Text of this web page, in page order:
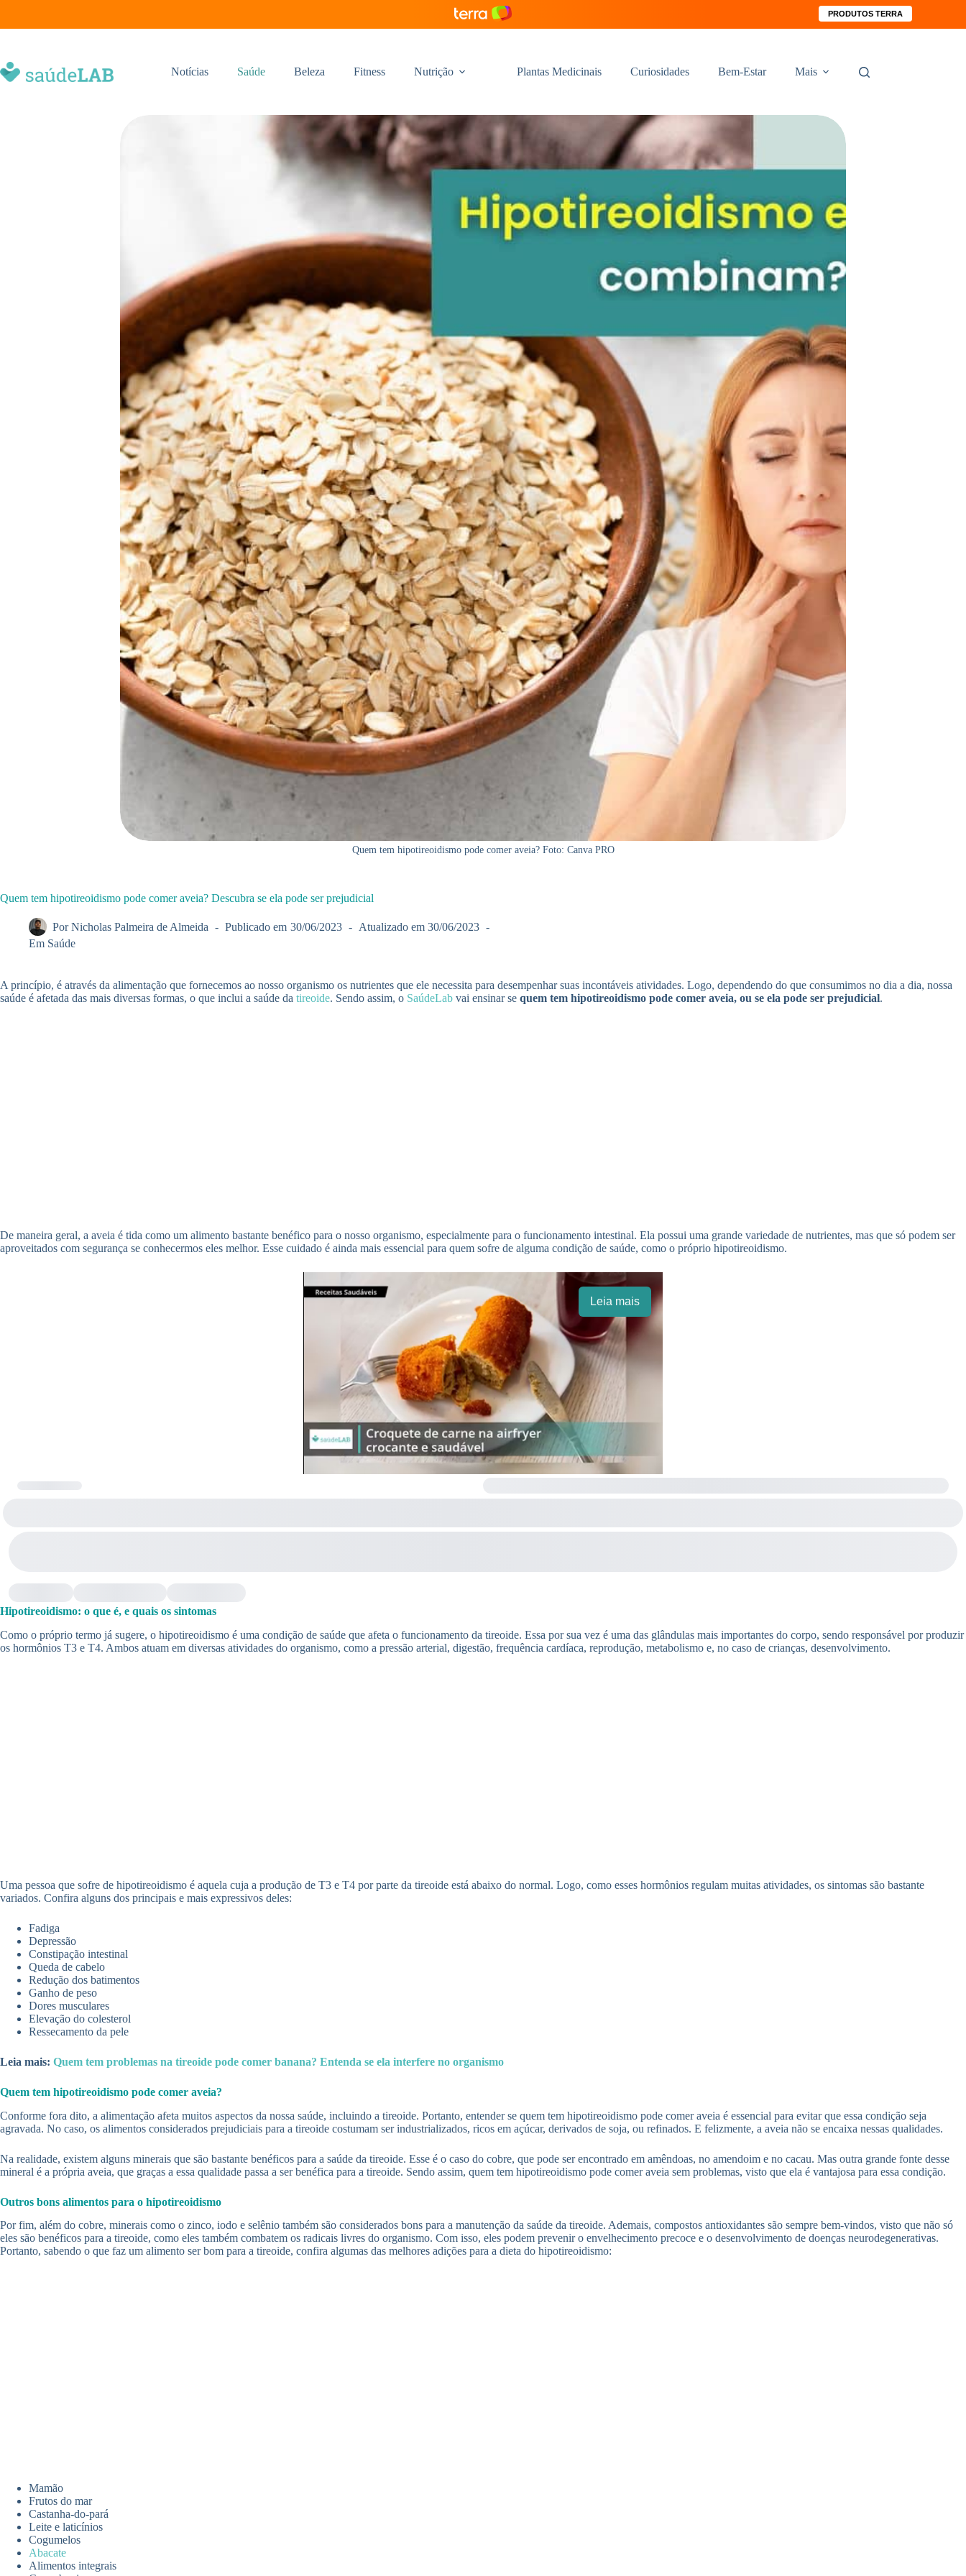
PRODUTOS TERRA
Notícias Saúde Beleza Fitness Nutrição Plantas Medicinais Curiosidades Bem-Estar Mais
Quem tem hipotireoidismo pode comer aveia? Foto: Canva PRO
Quem tem hipotireoidismo pode comer aveia? Descubra se ela pode ser prejudicial
Por Nicholas Palmeira de Almeida Publicado em 30/06/2023 Atualizado em 30/06/2023
Em Saúde
A princípio, é através da alimentação que fornecemos ao nosso organismo os nutrientes que ele necessita para desempenhar suas incontáveis atividades. Logo, dependendo do que consumimos no dia a dia, nossa
saúde é afetada das mais diversas formas, o que inclui a saúde da tireoide. Sendo assim, o SaúdeLab vai ensinar se quem tem hipotireoidismo pode comer aveia, ou se ela pode ser prejudicial.
De maneira geral, a aveia é tida como um alimento bastante benéfico para o nosso organismo, especialmente para o funcionamento intestinal. Ela possui uma grande variedade de nutrientes, mas que só podem ser
aproveitados com segurança se conhecermos eles melhor. Esse cuidado é ainda mais essencial para quem sofre de alguma condição de saúde, como o próprio hipotireoidismo.
Leia mais
Hipotireoidismo: o que é, e quais os sintomas
Como o próprio termo já sugere, o hipotireoidismo é uma condição de saúde que afeta o funcionamento da tireoide. Essa por sua vez é uma das glândulas mais importantes do corpo, sendo responsável por produzir
os hormônios T3 e T4. Ambos atuam em diversas atividades do organismo, como a pressão arterial, digestão, frequência cardíaca, reprodução, metabolismo e, no caso de crianças, desenvolvimento.
Uma pessoa que sofre de hipotireoidismo é aquela cuja a produção de T3 e T4 por parte da tireoide está abaixo do normal. Logo, como esses hormônios regulam muitas atividades, os sintomas são bastante
variados. Confira alguns dos principais e mais expressivos deles:
Fadiga
Depressão
Constipação intestinal
Queda de cabelo
Redução dos batimentos
Ganho de peso
Dores musculares
Elevação do colesterol
Ressecamento da pele
Leia mais: Quem tem problemas na tireoide pode comer banana? Entenda se ela interfere no organismo
Quem tem hipotireoidismo pode comer aveia?
Conforme fora dito, a alimentação afeta muitos aspectos da nossa saúde, incluindo a tireoide. Portanto, entender se quem tem hipotireoidismo pode comer aveia é essencial para evitar que essa condição seja
agravada. No caso, os alimentos considerados prejudiciais para a tireoide costumam ser industrializados, ricos em açúcar, derivados de soja, ou refinados. E felizmente, a aveia não se encaixa nessas qualidades.
Na realidade, existem alguns minerais que são bastante benéficos para a saúde da tireoide. Esse é o caso do cobre, que pode ser encontrado em amêndoas, no amendoim e no cacau. Mas outra grande fonte desse
mineral é a própria aveia, que graças a essa qualidade passa a ser benéfica para a tireoide. Sendo assim, quem tem hipotireoidismo pode comer aveia sem problemas, visto que ela é vantajosa para essa condição.
Outros bons alimentos para o hipotireoidismo
Por fim, além do cobre, minerais como o zinco, iodo e selênio também são considerados bons para a manutenção da saúde da tireoide. Ademais, compostos antioxidantes são sempre bem-vindos, visto que não só
eles são benéficos para a tireoide, como eles também combatem os radicais livres do organismo. Com isso, eles podem prevenir o envelhecimento precoce e o desenvolvimento de doenças neurodegenerativas.
Portanto, sabendo o que faz um alimento ser bom para a tireoide, confira algumas das melhores adições para a dieta do hipotireoidismo:
Mamão
Frutos do mar
Castanha-do-pará
Leite e laticínios
Cogumelos
Abacate
Alimentos integrais